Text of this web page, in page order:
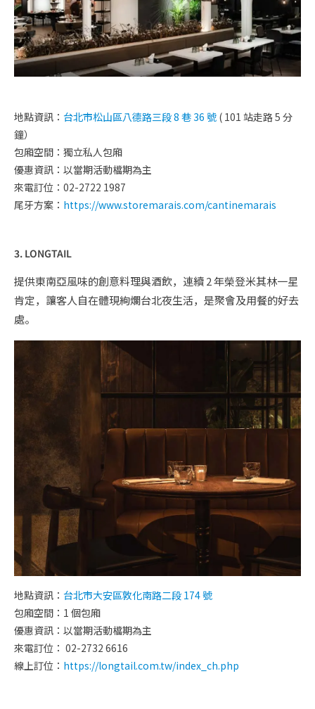
地點資訊： 台北市松山區八德路三段 8 巷 36 號 ( 101 站走路 5 分
鐘）
包廂空間：獨立私人包廂
優惠資訊： 以當期活動檔期為主
來電訂位：02-2722 1987
尾牙方案： https://www.storemarais.com/cantinemarais
3. LONGTAIL
提供東南亞風味的創意料理與酒飲，連續 2 年榮登米其林一星
肯定，讓客人自在體現絢爛台北夜生活，是聚會及用餐的好去
處。
地點資訊： 台北市大安區敦化南路二段 174 號
包廂空間：1 個包廂
優惠資訊：以當期活動檔期為主
來電訂位： 02-2732 6616
線上訂位： https://longtail.com.tw/index_ch.php